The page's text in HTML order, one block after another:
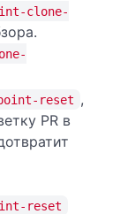
clone-
reset ,
PR в
reset